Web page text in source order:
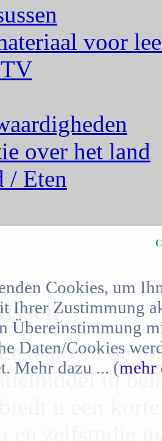
Cookies, um
Ihrer Zustimmung
Übereinstimmung
Daten/Cookies
Mehr dazu ... (mehr
voor
over het land
Eten
taal van de
in
u een
en zelfstudie